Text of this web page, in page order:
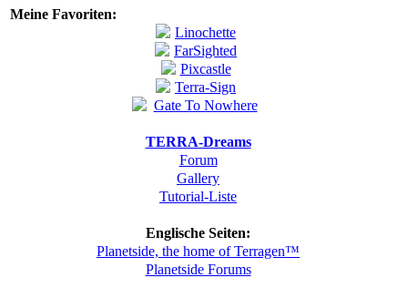
Meine Favoriten:
TERRA-Dreams
Forum
Gallery
Tutorial-Liste
Englische Seiten:
Planetside, the home of Terragen™
Planetside Forums